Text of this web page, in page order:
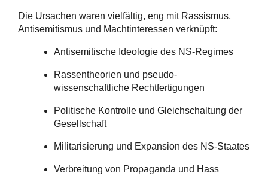
Die Ursachen waren vielfältig, eng mit Rassismus,
Antisemitismus und Machtinteressen verknüpft:
Antisemitische Ideologie des NS-Regimes
Rassentheorien und pseudo-
wissenschaftliche Rechtfertigungen
Politische Kontrolle und Gleichschaltung der
Gesellschaft
Militarisierung und Expansion des NS-Staates
Verbreitung von Propaganda und Hass